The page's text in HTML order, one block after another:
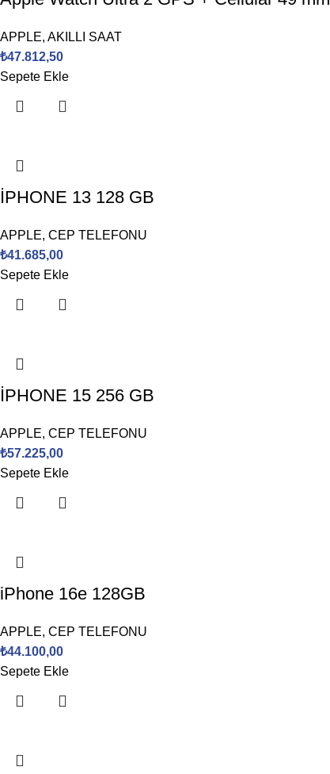
APPLE, AKILLI SAAT
₺47.812,50
Sepete Ekle
İPHONE 13 128 GB
APPLE, CEP TELEFONU
₺41.685,00
Sepete Ekle
İPHONE 15 256 GB
APPLE, CEP TELEFONU
₺57.225,00
Sepete Ekle
iPhone 16e 128GB
APPLE, CEP TELEFONU
₺44.100,00
Sepete Ekle